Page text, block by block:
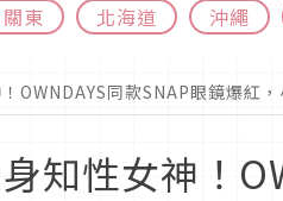
關東 北海道 沖繩
OWNDAYS同款SNAP眼鏡爆紅
知性女神！